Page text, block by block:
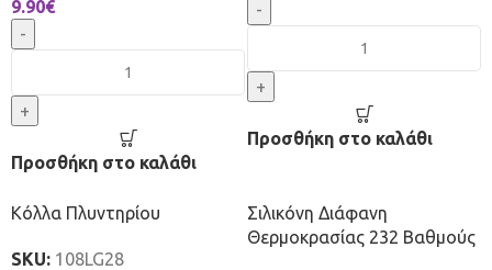
9.90€
-
+
Προσθήκη στο καλάθι
-
+
Προσθήκη στο καλάθι
Κόλλα Πλυντηρίου
SKU: 108LG28
Σιλικόνη Διάφανη
Θερμοκρασίας 232 Βαθμούς